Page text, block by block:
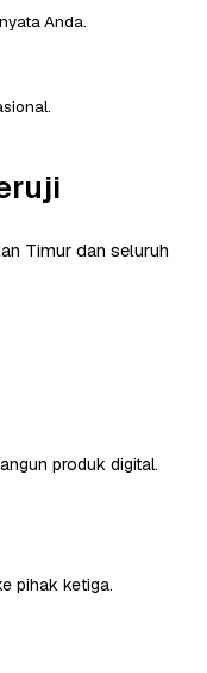
Anda.
Timur dan seluruh
produk digital.
pihak ketiga.